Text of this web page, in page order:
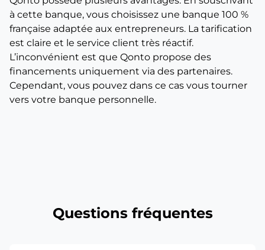
à cette banque, vous choisissez une banque 100 %
française adaptée aux entrepreneurs. La tarification
est claire et le service client très réactif.
L’inconvénient est que Qonto propose des
financements uniquement via des partenaires.
Cependant, vous pouvez dans ce cas vous tourner
vers votre banque personnelle.
Questions fréquentes